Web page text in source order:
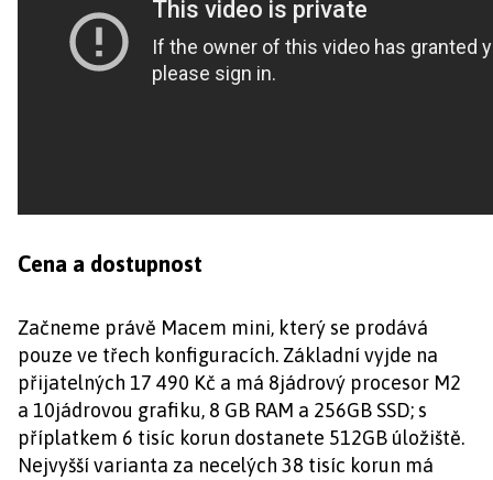
Cena a dostupnost
Začneme právě Macem mini, který se prodává
pouze ve třech konfiguracích. Základní vyjde na
přijatelných 17 490 Kč a má 8jádrový procesor M2
a 10jádrovou grafiku, 8 GB RAM a 256GB SSD; s
příplatkem 6 tisíc korun dostanete 512GB úložiště.
Nejvyšší varianta za necelých 38 tisíc korun má